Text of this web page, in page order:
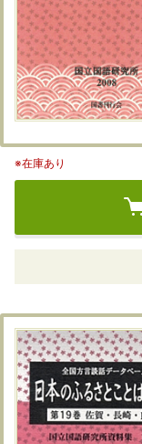
※在庫あり